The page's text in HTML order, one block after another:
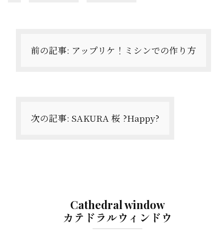
前の記事: アップリケ！ミシンでの作り方
次の記事: SAKURA 桜 ?Happy?
Cathedral window
カテドラルウィンドウ